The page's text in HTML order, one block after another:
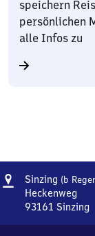
speichern
persönlichen
alle Infos zu
Adresse
Sinzing (b
Heckenweg
93161 Sinzing